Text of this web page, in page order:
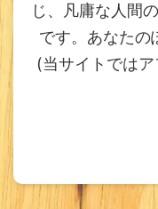
じ、凡庸な人間
です。あなたの
(当サイトでは